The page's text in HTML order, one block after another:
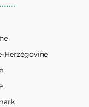
Herzégovine